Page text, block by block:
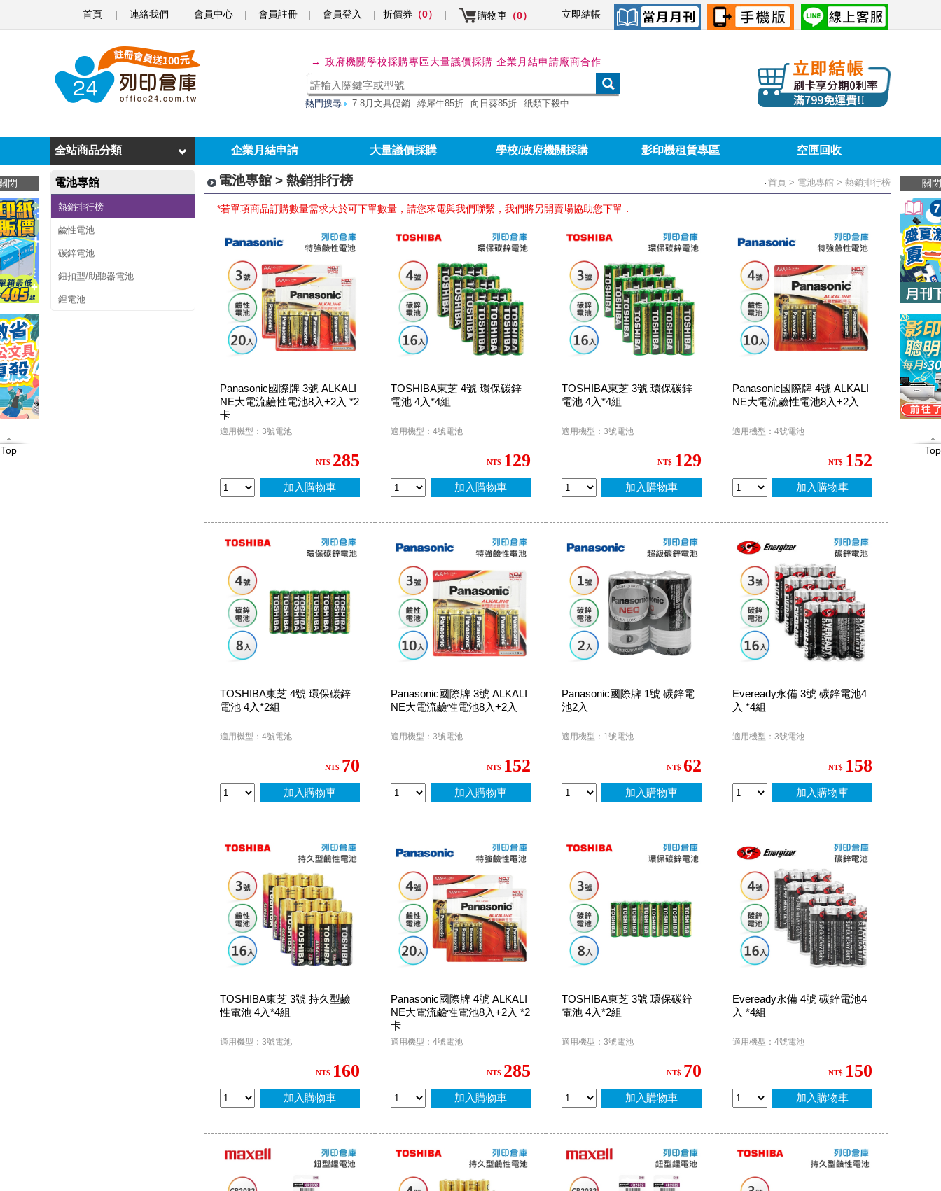
首頁 連絡我們 會員中心 會員註冊 會員登入 折價券 （0） 購物車 （0） 立即結帳
關閉
Top
閉
Top
銷
排
榜
→ 政府機關學校採購專區大量議價採購 企業月結申請廠商合作
熱門搜尋 7-8月文具促銷 綠犀牛85折 向日葵85折 紙類下殺中
企業月結申請 大量議價採購 學校/政府機關採購 影印機租賃專區 空匣回收
全站商品分類
電池專館
熱銷排行榜
鹼性電池
碳鋅電池
鈕扣型/助聽器電池
鋰電池
電池專館 > 熱銷排行榜 首頁 > 電池專館 > 熱銷排行榜
*若單項商品訂購數量需求大於可下單數量，請您來電與我們聯繫，我們將另開賣場協助您下單．
Panasonic國際牌 3號 ALKALI
NE大電流鹼性電池8入+2入 *2
卡
適用機型：3號電池
NT$ 285
加入購物車
TOSHIBA東芝 4號 環保碳鋅
電池 4入*4組
適用機型：4號電池
NT$ 129
加入購物車
TOSHIBA東芝 3號 環保碳鋅
電池 4入*4組
適用機型：3號電池
NT$ 129
加入購物車
Panasonic國際牌 4號 ALKALI
NE大電流鹼性電池8入+2入
適用機型：4號電池
NT$ 152
加入購物車
TOSHIBA東芝 4號 環保碳鋅
電池 4入*2組
適用機型：4號電池
NT$ 70
加入購物車
Panasonic國際牌 3號 ALKALI
NE大電流鹼性電池8入+2入
適用機型：3號電池
NT$ 152
加入購物車
Panasonic國際牌 1號 碳鋅電
池2入
適用機型：1號電池
NT$ 62
加入購物車
Eveready永備 3號 碳鋅電池4
入 *4組
適用機型：3號電池
NT$ 158
加入購物車
TOSHIBA東芝 3號 持久型鹼
性電池 4入*4組
適用機型：3號電池
NT$ 160
加入購物車
Panasonic國際牌 4號 ALKALI
NE大電流鹼性電池8入+2入 *2
卡
適用機型：4號電池
NT$ 285
加入購物車
TOSHIBA東芝 3號 環保碳鋅
電池 4入*2組
適用機型：3號電池
NT$ 70
加入購物車
Eveready永備 4號 碳鋅電池4
入 *4組
適用機型：4號電池
NT$ 150
加入購物車